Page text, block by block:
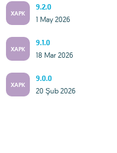
XAPK
9.2.0
1 May 2026
XAPK
9.1.0
18 Mar 2026
XAPK
9.0.0
20 Şub 2026